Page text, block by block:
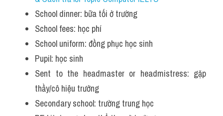
School dinner: bữa tối ở trường
School fees: học phí
School uniform: đồng phục học sinh
Pupil: học sinh
Sent to the headmaster or headmistress: gặp
thầy/cô hiệu trưởng
Secondary school: trường trung học